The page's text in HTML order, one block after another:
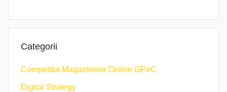
Categorii
Competiția Magazinelor Online GPeC
Digital Strategy